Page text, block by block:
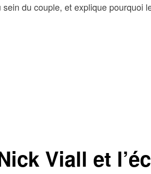
sein du couple, et explique pourquoi
Viall et